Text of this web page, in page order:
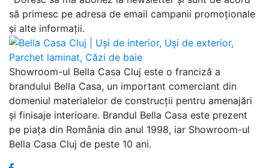
să primesc pe adresa de email campanii promoționale
și alte informații.
Showroom-ul Bella Casa Cluj este o franciză a
brandului Bella Casa, un important comerciant din
domeniul materialelor de construcții pentru amenajări
și finisaje interioare. Brandul Bella Casa este prezent
pe piața din România din anul 1998, iar Showroom-ul
Bella Casa Cluj de peste 10 ani.